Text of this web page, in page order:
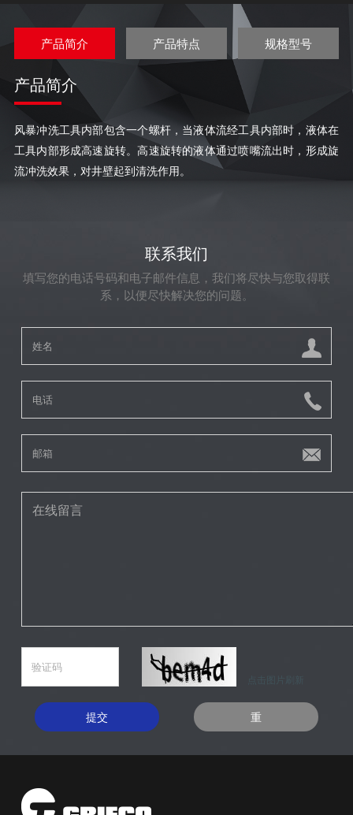
产品简介 产品特点 规格型号
产品简介
风暴冲洗工具内部包含一个螺杆，当液体流经工具内部时，液体在
工具内部形成高速旋转。高速旋转的液体通过喷嘴流出时，形成旋
流冲洗效果，对井壁起到清洗作用。
联系我们
填写您的电话号码和电子邮件信息，我们将尽快与您取得联
系，以便尽快解决您的问题。
提交 重